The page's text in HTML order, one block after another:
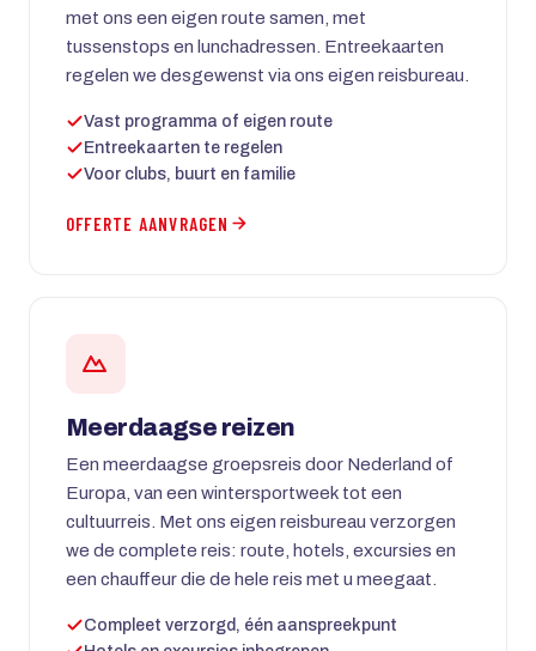
met ons een eigen route samen, met
tussenstops en lunchadressen. Entreekaarten
regelen we desgewenst via ons eigen reisbureau.
Vast programma of eigen route
Entreekaarten te regelen
Voor clubs, buurt en familie
OFFERTE AANVRAGEN
Meerdaagse reizen
Een meerdaagse groepsreis door Nederland of
Europa, van een wintersportweek tot een
cultuurreis. Met ons eigen reisbureau verzorgen
we de complete reis: route, hotels, excursies en
een chauffeur die de hele reis met u meegaat.
Compleet verzorgd, één aanspreekpunt